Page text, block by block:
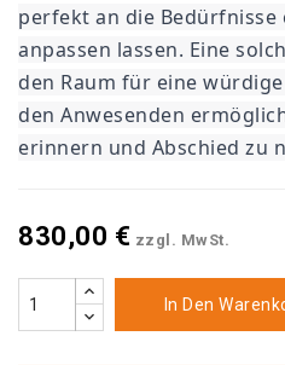
perfekt an die
anpassen lassen. Eine
den Raum für eine
den Anwesenden
erinnern und Abschied zu
830,00 € zzgl. MwSt.
In Den